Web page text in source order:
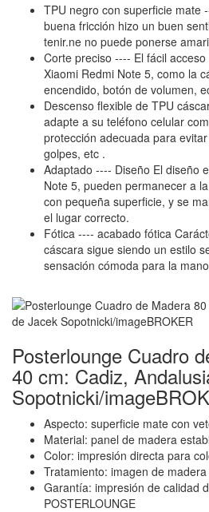
TPU negro con superficie mate
buena fricción hizo un buen
tenir.ne no puede ponerse
Corte preciso ---- El fácil
Xiaomi Redmi Note 5, como la
encendido, botón de volumen,
Descenso flexible de TPU
adapte a su teléfono celular
protección adecuada para
golpes, etc .
Adaptado ---- Diseño El diseño
Note 5, pueden permanecer a
con pequeña superficie, y se
el lugar correcto.
Fótica ---- acabado fótica
cáscara sigue siendo un estilo
sensación cómoda para la
Posterlounge Cuadro
40 cm: Cadiz,
Sopotnicki/
Aspecto: superficie mate con
Material: panel de madera
Color: impresión directa para
Tratamiento: imagen de
Garantía: impresión de calidad
POSTERLOUNGE